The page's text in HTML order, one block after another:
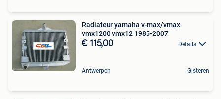
Radiateur yamaha v-max/vmax
vmx1200 vmx12 1985-2007
€ 115,00 Details
Antwerpen Gisteren